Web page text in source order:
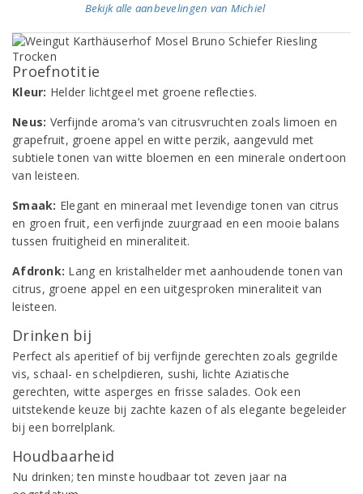
Bekijk alle aanbevelingen van Michiel
Proefnotitie
Kleur: Helder lichtgeel met groene reflecties.
Neus: Verfijnde aroma’s van citrusvruchten zoals limoen en
grapefruit, groene appel en witte perzik, aangevuld met
subtiele tonen van witte bloemen en een minerale ondertoon
van leisteen.
Smaak: Elegant en mineraal met levendige tonen van citrus
en groen fruit, een verfijnde zuurgraad en een mooie balans
tussen fruitigheid en mineraliteit.
Afdronk: Lang en kristalhelder met aanhoudende tonen van
citrus, groene appel en een uitgesproken mineraliteit van
leisteen.
Drinken bij
Perfect als aperitief of bij verfijnde gerechten zoals gegrilde
vis, schaal- en schelpdieren, sushi, lichte Aziatische
gerechten, witte asperges en frisse salades. Ook een
uitstekende keuze bij zachte kazen of als elegante begeleider
bij een borrelplank.
Houdbaarheid
Nu drinken; ten minste houdbaar tot zeven jaar na